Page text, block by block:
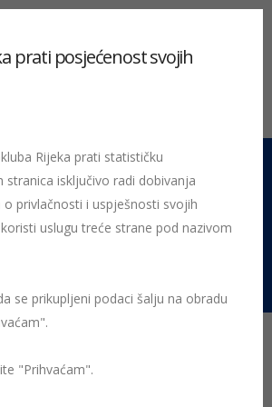
Centrala
- 16:00
Rijeka
- vrijeme
Jadranske
prati posjećenost svojih
Rijeka prati statističku
isključivo radi dobivanja
privlačnosti i uspješnosti svojih
uslugu treće strane pod nazivom
se prikupljeni podaci šalju na obradu
"Prihvaćam".